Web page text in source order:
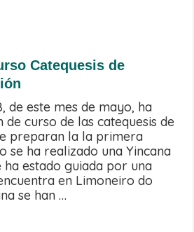
Catequesis de
de este mes de mayo, ha
curso de las catequesis de
preparan la la primera
se ha realizado una Yincana
ha estado guiada por una
en Limoneiro do
se han …